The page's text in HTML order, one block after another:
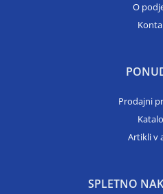
O
Prodajni
Artikli v
SPLETNO